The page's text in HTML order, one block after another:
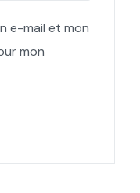
e-mail et mon
mon